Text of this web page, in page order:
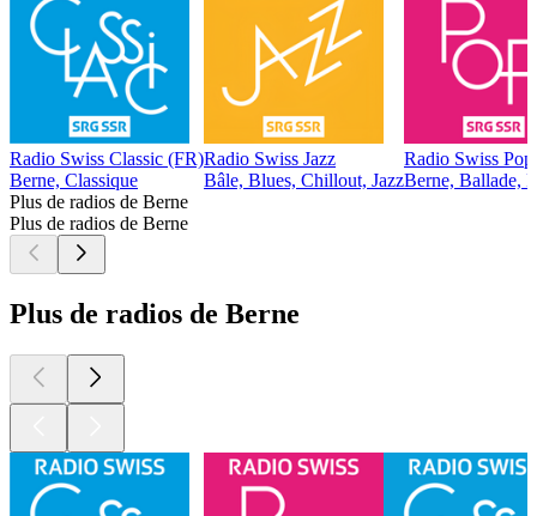
Radio Swiss Classic (FR)
Berne, Classique
Radio Swiss Jazz
Bâle, Blues, Chillout, Jazz
Radio Swiss Pop
Berne, Ballade,
Plus de radios de Berne
Plus de radios de Berne
Plus de radios de Berne